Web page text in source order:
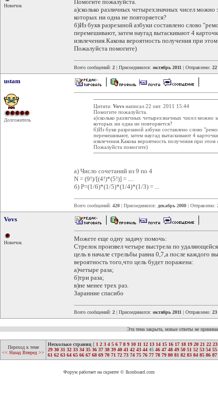
Новичок
Помогите пожалуйста.
а)сколько различных четырехзначных чисел
которых ни одна не повторяется?
б)Из букв разрезаной азбуки составлено слово
перемешивают, затем наугад вытаскивают 4
извлечения.Какова вероятность получения при
Пожалуйста помогите)
Всего сообщений: 2 | Присоединился: октябрь 2011 | Отправлено: 22
ustam
Долгожитель
Цитата: Vovs написал 22 окт. 2011 15:44
Помогите пожалуйста.
а)сколько различных четырехзначных чисел можно
которых ни одна не повторяется?
б)Из букв разрезаной азбуки составлено слово
перемешивают, затем наугад вытаскивают 4
извлечения.Какова вероятность получения при этом
Пожалуйста помогите)
а) Число сочетаний из 9 по 4
N = (9!)/[(4!)*(5!)] = ....
б) P=(1/6)*(1/5)*(1/4)*(1/3) = ...
Всего сообщений: 420 | Присоединился: декабрь 2008 | Отправлено:
Vovs
Новичок
Можете еще одну задачу помочь:
Стрелок произвел четыре выстрела по
цель в начале стрельбы равна 0,7,а после каждого
вероятность того,что цель будет поражена:
а)четыре раза;
б)три раза;
в)не менее трех раз.
Заранние спасибо
Всего сообщений: 2 | Присоединился: октябрь 2011 | Отправлено: 23
Эта тема закрыта, новые ответы не
Переход к теме
<< Назад Вперед >>
Несколько страниц [ 1 2 3 4 5 6 7 8 9 10 11 12 13 14 15 16 17 18 19 20 21 22 23
29 30 31 32 33 34 35 36 37 38 39 40 41 42 43 44 45 46 47 48 49 50 51 52 53 54 55
61 62 63 64 65 66 67 68 69 70 71 72 73 74 75 76 77 78 79 80 81 82 83 84 85 86 87
Форум работает на скрипте © Ikonboard.com